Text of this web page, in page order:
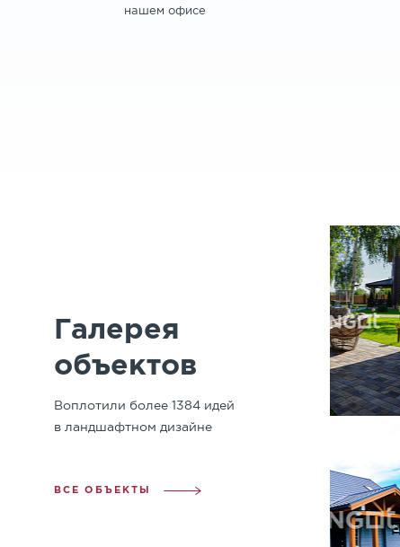
нашем офисе
Галерея
объектов
Воплотили более 1384 идей
в ландшафтном дизайне
ВСЕ ОБЪЕКТЫ